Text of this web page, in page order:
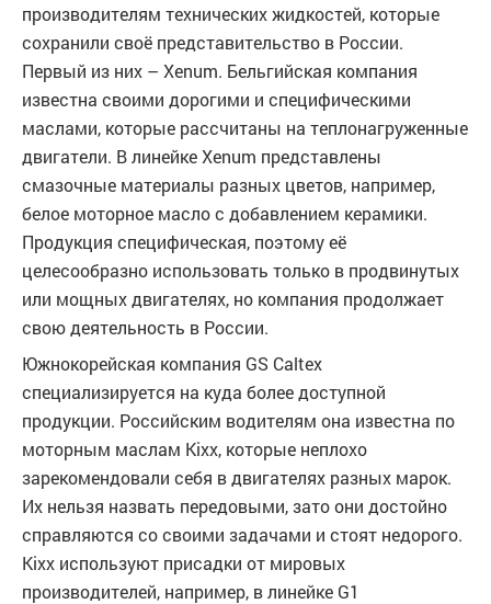
производителям технических жидкостей, которые
сохранили своё представительство в России.
Первый из них – Xenum. Бельгийская компания
известна своими дорогими и специфическими
маслами, которые рассчитаны на теплонагруженные
двигатели. В линейке Xenum представлены
смазочные материалы разных цветов, например,
белое моторное масло с добавлением керамики.
Продукция специфическая, поэтому её
целесообразно использовать только в продвинутых
или мощных двигателях, но компания продолжает
свою деятельность в России.
Южнокорейская компания GS Caltex
специализируется на куда более доступной
продукции. Российским водителям она известна по
моторным маслам Kixx, которые неплохо
зарекомендовали себя в двигателях разных марок.
Их нельзя назвать передовыми, зато они достойно
справляются со своими задачами и стоят недорого.
Kixx используют присадки от мировых
производителей, например, в линейке G1